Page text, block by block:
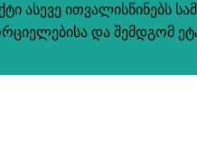
ასევე ითვალისწინებს
და შემდგომ